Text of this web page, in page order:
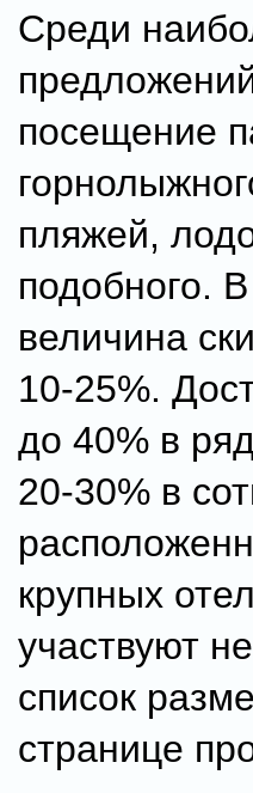
Среди
посещение
пляжей,
подобного.
величина
10-25%.
до 40% в
20-30% в
крупных
участвуют
список
странице